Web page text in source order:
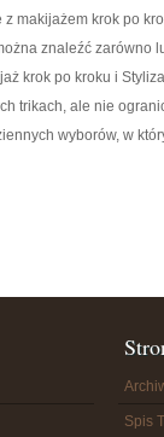
makijażem krok po
znaleźć zarówno
krok po kroku i
trikach, ale nie
wyborów, w
Spis